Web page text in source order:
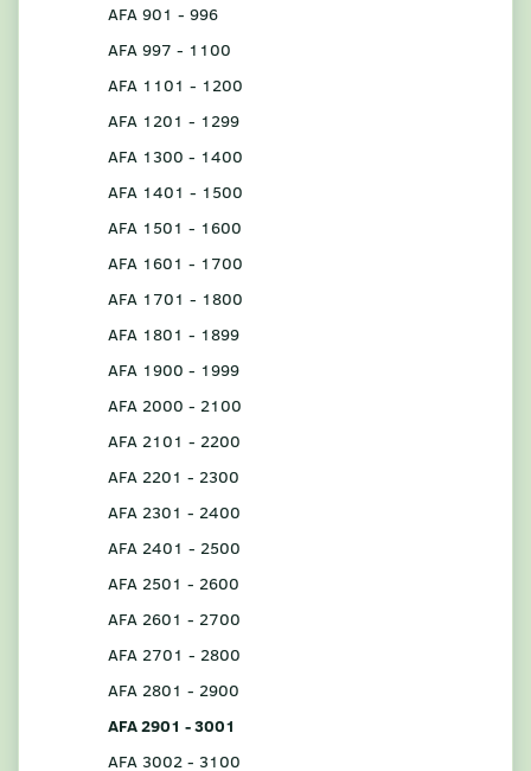
AFA 901 - 996
AFA 997 - 1100
AFA 1101 - 1200
AFA 1201 - 1299
AFA 1300 - 1400
AFA 1401 - 1500
AFA 1501 - 1600
AFA 1601 - 1700
AFA 1701 - 1800
AFA 1801 - 1899
AFA 1900 - 1999
AFA 2000 - 2100
AFA 2101 - 2200
AFA 2201 - 2300
AFA 2301 - 2400
AFA 2401 - 2500
AFA 2501 - 2600
AFA 2601 - 2700
AFA 2701 - 2800
AFA 2801 - 2900
AFA 2901 - 3001
AFA 3002 - 3100